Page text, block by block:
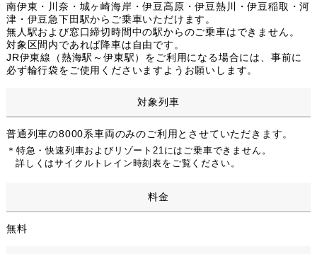
南伊東・川奈・城ヶ崎海岸・伊豆高原・伊豆熱川・伊豆稲取・河
津・伊豆急下田駅からご乗車いただけます。
無人駅および窓口締切時間中の駅からのご乗車はできません。
対象区間内であれば降車は自由です。
JR伊東線（熱海駅～伊東駅）をご利用になる場合には、事前に
必ず輪行袋をご使用くださいますようお願いします。
対象列車
普通列車の8000系車両のみのご利用とさせていただきます。
＊特急・快速列車およびリゾート21にはご乗車できません。
詳しくはサイクルトレイン時刻表をご覧ください。
料金
無料